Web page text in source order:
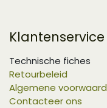
Klantenservice
Technische fiches
Retourbeleid
Algemene
Contacteer ons